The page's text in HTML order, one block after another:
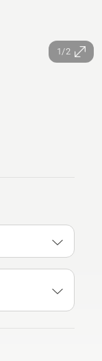
1/2